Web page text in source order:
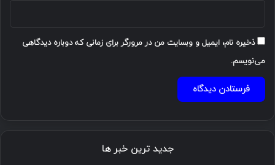
ذخیره نام، ایمیل و وبسایت من در مرورگر برای زمانی که دوباره دیدگاهی
می‌نویسم.
جدید ترین خبر ها